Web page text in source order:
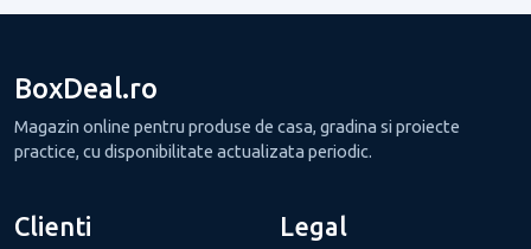
BoxDeal.ro
Magazin online pentru produse de casa, gradina si proiecte
practice, cu disponibilitate actualizata periodic.
Clienti Legal